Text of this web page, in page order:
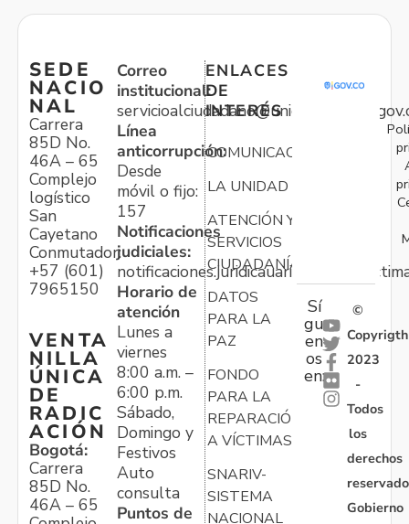
SEDE
NACIO
NAL
Carrera
85D No.
46A – 65
Complejo
logístico
San
Cayetano
Conmutador:
+57 (601)
7965150
VENTA
NILLA
ÚNICA
DE
RADIC
ACIÓN
Bogotá:
Carrera
85D No.
46A – 65
Correo
institucional:
Línea
anticorrupción:
Desde
móvil o fijo:
157
Notificaciones
judiciales:
Horario de
atención
Lunes a
viernes
8:00 a.m. –
6:00 p.m.
Sábado,
Domingo y
Festivos
Auto
consulta
Puntos de
ENLACES
DE
INTERÉS
COMUNICACIONES
LA UNIDAD
ATENCIÓN Y
SERVICIOS
CIUDADANÍA
DATOS
PARA LA
PAZ
FONDO
PARA LA
REPARACIÓN
A VÍCTIMAS
SNARIV-
SISTEMA
NACIONAL
Sí
gu
en
os
en:
©
Copyrigth
2023
-
Todos
los
derechos
Gobierno